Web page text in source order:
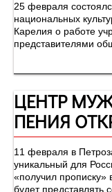
25 февраля
национальных
Карелия о работе
представителями
ЦЕНТР
ПЕНИЯ
11 февраля в
уникальный для
«получил прописку»
будет представлять